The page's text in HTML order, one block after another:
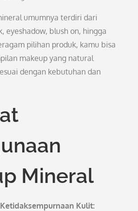
umumnya terdiri dari
eyeshadow, blush on, hingga
pilihan produk, kamu bisa
makeup yang natural
dengan kebutuhan dan
Mineral
Kulit: